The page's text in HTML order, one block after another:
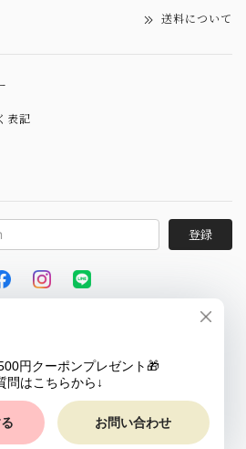
送料について
表記
登録